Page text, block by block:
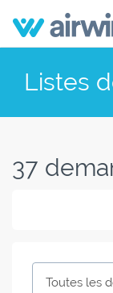
Listes
37